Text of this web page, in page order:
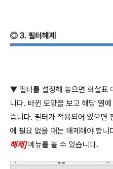
◎ 3. 필터해제
▼ 필터를 설정해 놓으면 화살표
니다. 바뀐 모양을 보고 해당 열
습니다. 필터가 적용되어 있으면
에 필요 없을 때는 해제해야 합니
해제] 메뉴를 볼 수 있습니다.